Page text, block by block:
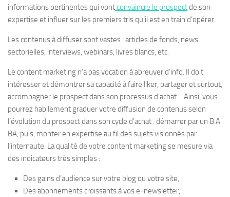
informations pertinentes qui vontconvaincre le prospectde son
expertise et influer sur les premiers tris qu’il est en train d’opérer.
Les contenus à diffuser sont vastes : articles de fonds, news
sectorielles, interviews, webinars, livres blancs, etc.
Le content marketing n’a pas vocation à abreuver d’info. Il doit
intéresser et démontrer sa capacité à faire liker, partager et surtout,
accompagner le prospect dans son processus d’achat… Ainsi, vous
pourrez habilement graduer votre diffusion de contenus selon
l’évolution du prospect dans son cycle d’achat : démarrer par un B.A
BA, puis, monter en expertise au fil des sujets visionnés par
l’internaute. La qualité de votre content marketing se mesure via
des indicateurs très simples :
Des gains d’audience sur votre blog ou votre site,
Des abonnements croissants à vos e-newsletter,